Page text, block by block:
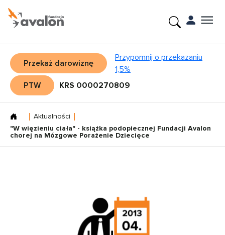
Przekaż darowiznę
Przypomnij o przekazaniu
1,5%
PTW
KRS 0000270809
Aktualności
"W więzieniu ciała" - książka podopiecznej Fundacji Avalon
chorej na Mózgowe Porażenie Dziecięce